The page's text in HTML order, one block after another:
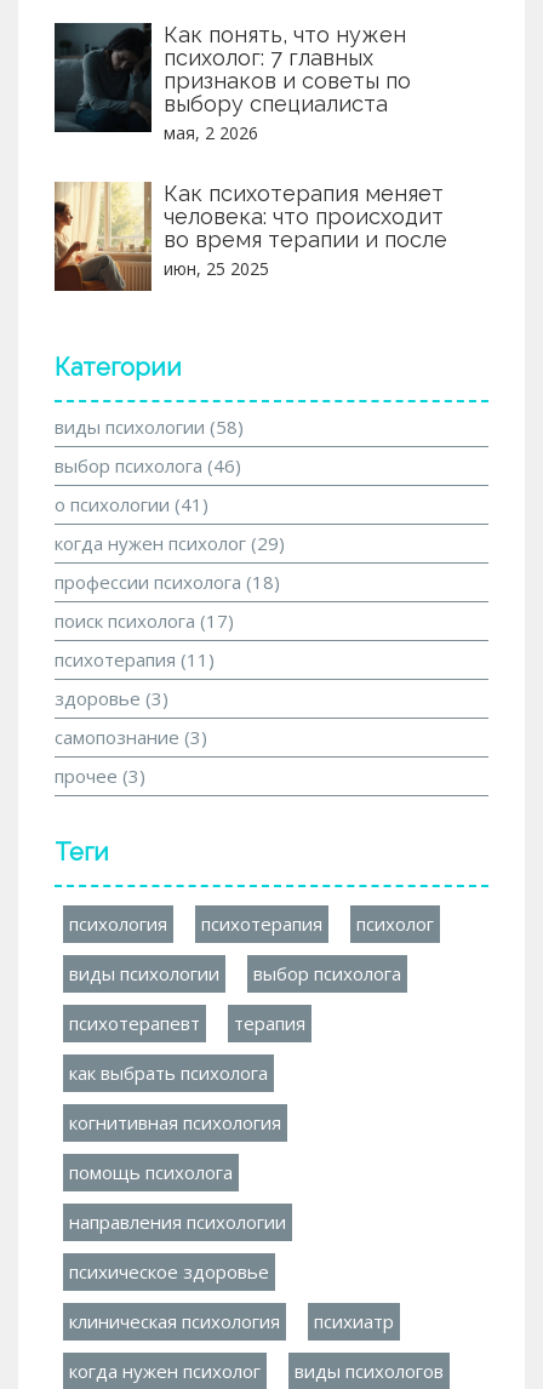
Как понять, что нужен
психолог: 7 главных
признаков и советы по
выбору специалиста
мая, 2 2026
Как психотерапия меняет
человека: что происходит
во время терапии и после
июн, 25 2025
Категории
виды психологии (58)
выбор психолога (46)
о психологии (41)
когда нужен психолог (29)
профессии психолога (18)
поиск психолога (17)
психотерапия (11)
здоровье (3)
самопознание (3)
прочее (3)
Теги
психология психотерапия психолог
виды психологии выбор психолога
психотерапевт терапия
как выбрать психолога
когнитивная психология
помощь психолога
направления психологии
психическое здоровье
клиническая психология психиатр
когда нужен психолог виды психологов